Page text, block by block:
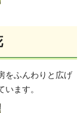
をふんわりと広げ
ます。